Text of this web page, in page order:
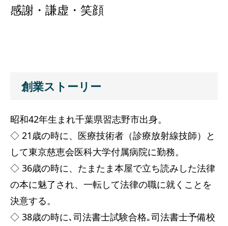
感謝・謙虚・笑顔
創業ストーリー
昭和42年生まれ千葉県習志野市出身。
◇ 21歳の時に、医療技術者（診療放射線技師）と
して東京慈恵会医科大学付属病院に勤務。
◇ 36歳の時に、たまたま本屋で立ち読みした法律
の本に魅了され、一転して法律の職に就くことを
決意する。
◇ 38歳の時に､司法書士試験合格｡司法書士予備校